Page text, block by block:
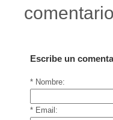
Escribe un
* Nombre:
* Email: